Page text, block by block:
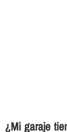
¿Mi garaje